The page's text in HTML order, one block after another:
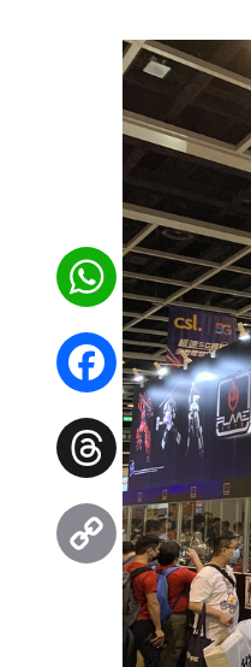
WhatsApp
Facebook
Threads
Copy
Link